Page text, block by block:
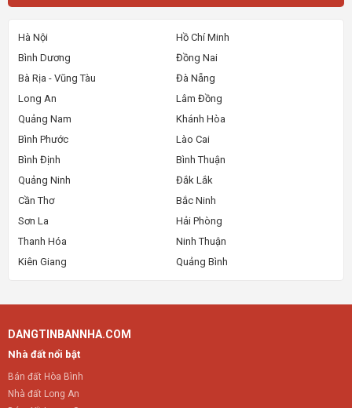
Hà Nội
Hồ Chí Minh
Bình Dương
Đồng Nai
Bà Rịa - Vũng Tàu
Đà Nẵng
Long An
Lâm Đồng
Quảng Nam
Khánh Hòa
Bình Phước
Lào Cai
Bình Định
Bình Thuận
Quảng Ninh
Đắk Lắk
Cần Thơ
Bắc Ninh
Sơn La
Hải Phòng
Thanh Hóa
Ninh Thuận
Kiên Giang
Quảng Bình
DANGTINBANNHA.COM
Nhà đất nổi bật
Bán đất Hòa Bình
Nhà đất Long An